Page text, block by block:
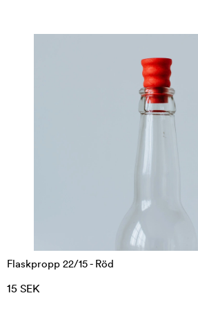
Flaskpropp 22/15 - Röd
15 SEK